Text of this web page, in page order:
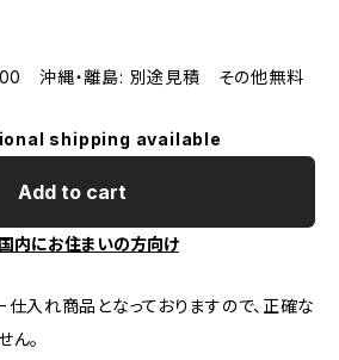
沖縄・離島: 別途見積 その他無料
shipping available
Add to cart
内にお住まいの方向け
入れ商品となっておりますので、正確な
ん。